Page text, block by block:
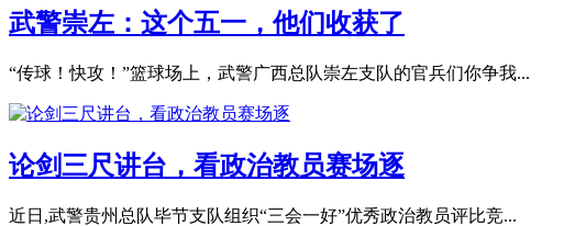
武警崇左：这个五一，他们收获了
“传球！快攻！”篮球场上，武警广西总队崇左支队的官兵们你争我...
论剑三尺讲台，看政治教员赛场逐
近日,武警贵州总队毕节支队组织“三会一好”优秀政治教员评比竞...